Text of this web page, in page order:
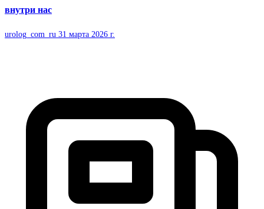
внутри нас
urolog_com_ru 31 марта 2026 г.